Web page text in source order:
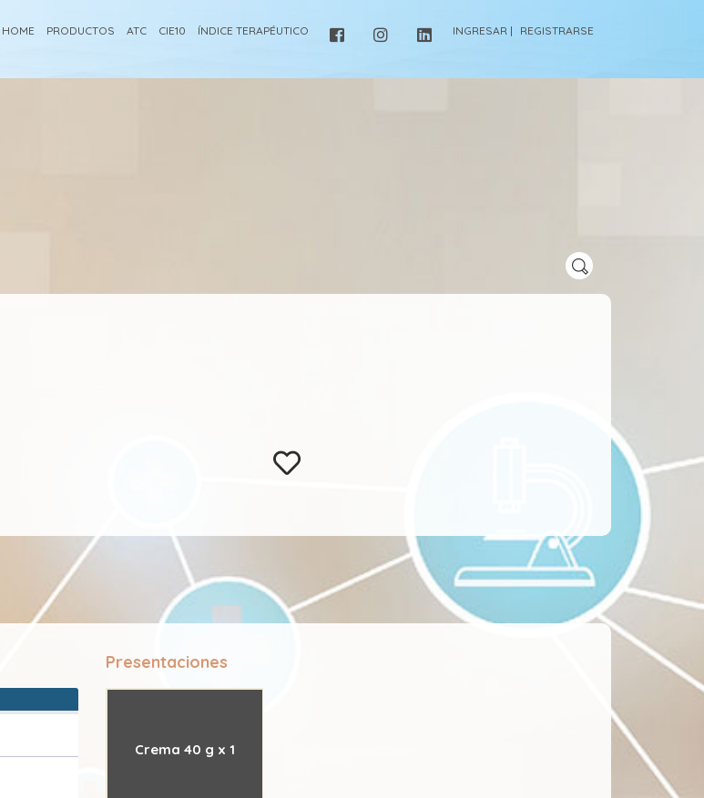
HOME PRODUCTOS ATC CIE10 ÍNDICE TERAPÉUTICO INGRESAR | REGISTRARSE
Presentaciones
Crema 40 g x 1